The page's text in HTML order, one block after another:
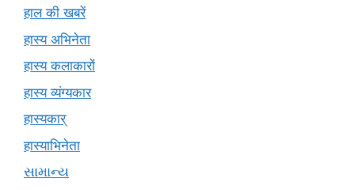
हाल की खबरें
हास्य अभिनेता
हास्य कलाकारों
हास्य व्यंग्यकार
हास्यकार्
हास्याभिनेता
સામાન્ય